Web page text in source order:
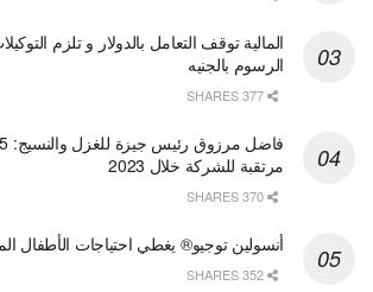
المالية توقف التعامل بالدولار و تلزم
الرسوم بالجنيه
مرتقبة للشركة خلال 2023
أنسولين توجيو® يغطي احتياجات الأطفال